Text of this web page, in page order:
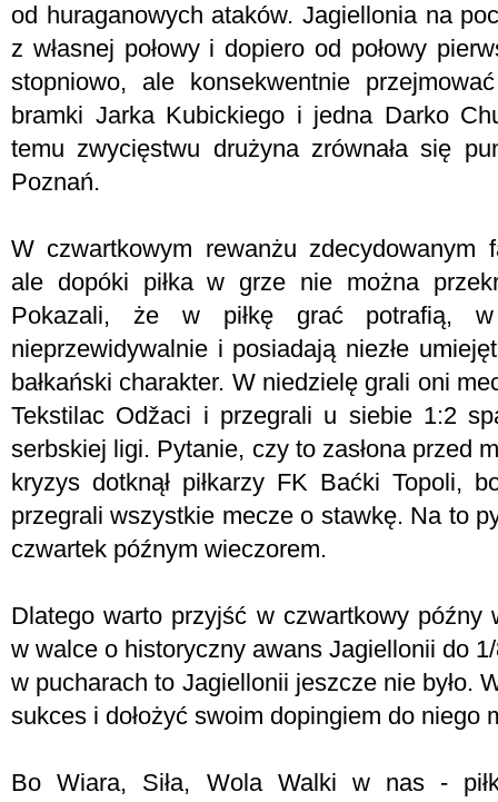
od huraganowych ataków. Jagiellonia na
z własnej połowy i dopiero od połowy
stopniowo, ale konsekwentnie
bramki Jarka Kubickiego i jedna Darko
temu zwycięstwu drużyna zrównała się
Poznań.
W czwartkowym rewanżu zdecydowanym
ale dopóki piłka w grze nie można
Pokazali, że w piłkę grać potrafią, w
nieprzewidywalnie i posiadają niezłe
bałkański charakter. W niedzielę grali oni
Tekstilac Odžaci i przegrali u siebie 1:2
serbskiej ligi. Pytanie, czy to zasłona przed
kryzys dotknął piłkarzy FK Baćki Topoli,
przegrali wszystkie mecze o stawkę. Na to
czwartek późnym wieczorem.
Dlatego warto przyjść w czwartkowy późny
w walce o historyczny awans Jagiellonii do
w pucharach to Jagiellonii jeszcze nie było.
sukces i dołożyć swoim dopingiem do niego
Bo Wiara, Siła, Wola Walki w nas -